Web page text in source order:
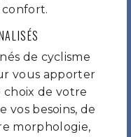
de cyclisme
vous apporter
choix de votre
vos besoins, de
morphologie,